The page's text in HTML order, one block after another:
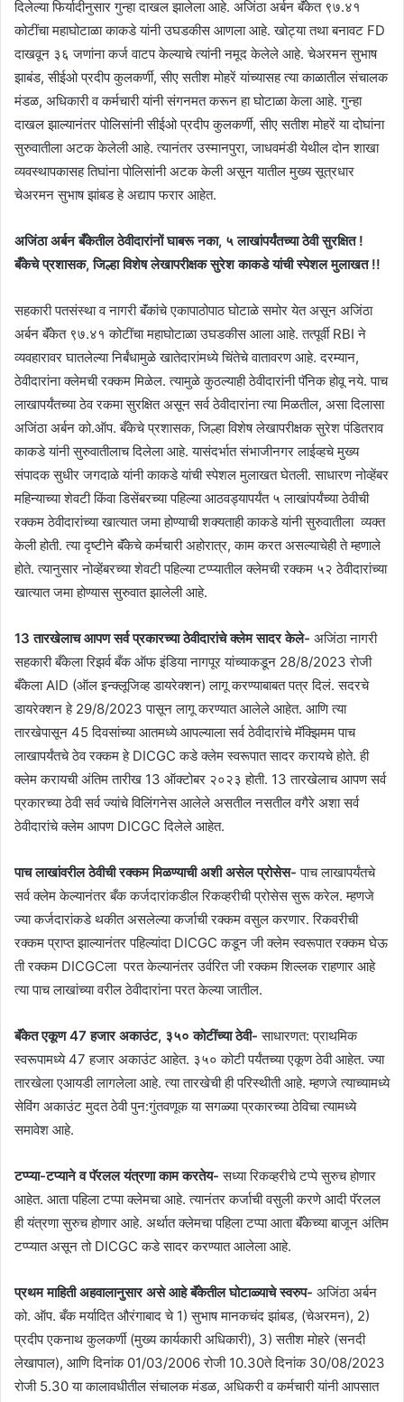
दिलेल्या फिर्यादीनुसार गुन्हा दाखल झालेला आहे. अजिंठा अर्बन बॅंकेत ९७.४१
कोटींचा महाघोटाळा काकडे यांनी उघडकीस आणला आहे. खोट्या तथा बनावट FD
दाखवून ३६ जणांना कर्ज वाटप केल्याचे त्यांनी नमूद केलेले आहे. चेअरमन सुभाष
झाबंड, सीईओ प्रदीप कुलकर्णी, सीए सतीश मोहरें यांच्यासह त्या काळातील संचालक
मंडळ, अधिकारी व कर्मचारी यांनी संगनमत करून हा घोटाळा केला आहे. गुन्हा
दाखल झाल्यानंतर पोलिसांनी सीईओ प्रदीप कुलकर्णी, सीए सतीश मोहरें या दोघांना
सुरुवातीला अटक केलेली आहे. त्यानंतर उस्मानपुरा, जाधवमंडी येथील दोन शाखा
व्यवस्थापकासह तिघांना पोलिसांनी अटक केली असून यातील मुख्य सूत्रधार
चेअरमन सुभाष झांबड हे अद्याप फरार आहेत.
अजिंठा अर्बन बँकेतील ठेवीदारांनों घाबरू नका, ५ लाखांपर्यंतच्या ठेवी सुरक्षित !
बँकेचे प्रशासक, जिल्हा विशेष लेखापरीक्षक सुरेश काकडे यांची स्पेशल मुलाखत !!
सहकारी पतसंस्था व नागरी बॅंकांचे एकापाठोपाठ घोटाळे समोर येत असून अजिंठा
अर्बन बॅंकेत ९७.४१ कोटींचा महाघोटाळा उघडकीस आला आहे. तत्पूर्वी RBI ने
व्यवहारावर घातलेल्या निर्बंधामुळे खातेदारांमध्ये चिंतेचे वातावरण आहे. दरम्यान,
ठेवीदारांना क्लेमची रक्कम मिळेल. त्यामुळे कुठल्याही ठेवीदारांनी पॅनिक होवू नये. पाच
लाखापर्यंतच्या ठेव रकमा सुरक्षित असून सर्व ठेवीदारांना त्या मिळतील, असा दिलासा
अजिंठा अर्बन को.ऑप. बँकेचे प्रशासक, जिल्हा विशेष लेखापरीक्षक सुरेश पंडितराव
काकडे यांनी सुरुवातीलाच दिलेला आहे. यासंदर्भात संभाजीनगर लाईव्हचे मुख्य
संपादक सुधीर जगदाळे यांनी काकडे यांची स्पेशल मुलाखत घेतली. साधारण नोव्हेंबर
महिन्याच्या शेवटी किंवा डिसेंबरच्या पहिल्या आठवड्यापर्यंत ५ लाखांपर्यंच्या ठेवीची
रक्कम ठेवीदारांच्या खात्यात जमा होण्याची शक्यताही काकडे यांनी सुरुवातीला व्यक्त
केली होती. त्या दृष्टीने बॅंकेचे कर्मचारी अहोरात्र, काम करत असल्याचेही ते म्हणाले
होते. त्यानुसार नोव्हेंबरच्या शेवटी पहिल्या टप्प्यातील क्लेमची रक्कम ५२ ठेवीदारांच्या
खात्यात जमा होण्यास सुरुवात झालेली आहे.
13 तारखेलाच आपण सर्व प्रकारच्या ठेवीदारांचे क्लेम सादर केले- अजिंठा नागरी
सहकारी बँकेला रिझर्व बँक ऑफ इंडिया नागपूर यांच्याकडून 28/8/2023 रोजी
बँकेला AID (ऑल इन्क्लूजिव्ह डायरेक्शन) लागू करण्याबाबत पत्र दिलं. सदरचे
डायरेक्शन हे 29/8/2023 पासून लागू करण्यात आलेले आहेत. आणि त्या
तारखेपासून 45 दिवसांच्या आतमध्ये आपल्याला सर्व ठेवीदारांचे मॅक्झिमम पाच
लाखापर्यंतचे ठेव रक्कम हे DICGC कडे क्लेम स्वरूपात सादर करायचे होते. ही
क्लेम करायची अंतिम तारीख 13 ऑक्टोबर २०२३ होती. 13 तारखेलाच आपण सर्व
प्रकारच्या ठेवी सर्व ज्यांचे विलिंगनेस आलेले असतील नसतील वगैरे अशा सर्व
ठेवीदारांचे क्लेम आपण DICGC दिलेले आहेत.
पाच लाखांवरील ठेवीची रक्कम मिळण्याची अशी असेल प्रोसेस- पाच लाखापर्यंतचे
सर्व क्लेम केल्यानंतर बँक कर्जदारांकडील रिकव्हरीची प्रोसेस सुरू करेल. म्हणजे
ज्या कर्जदारांकडे थकीत असलेल्या कर्जाची रक्कम वसुल करणार. रिकवरीची
रक्कम प्राप्त झाल्यानंतर पहिल्यांदा DICGC कडून जी क्लेम स्वरूपात रक्कम घेऊ
ती रक्कम DICGCला परत केल्यानंतर उर्वरित जी रक्कम शिल्लक राहणार आहे
त्या पाच लाखांच्या वरील ठेवीदारांना परत केल्या जातील.
बॅंकेत एकूण 47 हजार अकाउंट, ३५० कोटींच्या ठेवी- साधारणत: प्राथमिक
स्वरूपामध्ये 47 हजार अकाउंट आहेत. ३५० कोटी पर्यंतच्या एकूण ठेवी आहेत. ज्या
तारखेला एआयडी लागलेला आहे. त्या तारखेची ही परिस्थीती आहे. म्हणजे त्याच्यामध्ये
सेविंग अकाउंट मुदत ठेवी पुन:गुंतवणूक या सगळ्या प्रकारच्या ठेविचा त्यामध्ये
समावेश आहे.
टप्प्या-टप्याने व पॅरलल यंत्रणा काम करतेय- सध्या रिकव्हरीचे टप्पे सुरुच होणार
आहेत. आता पहिला टप्पा क्लेमचा आहे. त्यानंतर कर्जाची वसुली करणे आदी पॅरलल
ही यंत्रणा सुरुच होणार आहे. अर्थात क्लेमचा पहिला टप्पा आता बॅंकेच्या बाजून अंतिम
टप्प्यात असून तो DICGC कडे सादर करण्यात आलेला आहे.
प्रथम माहिती अहवालानुसार असे आहे बॅंकेतील घोटाळ्याचे स्वरुप- अजिंठा अर्बन
को. ऑप. बँक मर्यादित औरंगाबाद चे 1) सुभाष मानकचंद झांबड, (चेअरमन), 2)
प्रदीप एकनाथ कुलकर्णी (मुख्य कार्यकारी अधिकारी), 3) सतीश मोहरे (सनदी
लेखापाल), आणि दिनांक 01/03/2006 रोजी 10.30ते दिनांक 30/08/2023
रोजी 5.30 या कालावधीतील संचालक मंडळ, अधिकरी व कर्मचारी यांनी आपसात